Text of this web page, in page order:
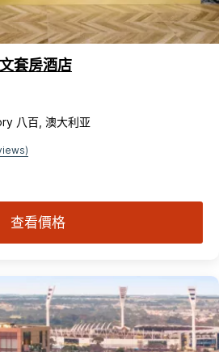
套房酒店
八百, 澳大利亚
查看價格